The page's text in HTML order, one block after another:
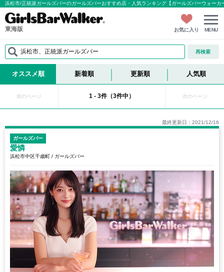
浜松市/正統派ガールズバーのガールズバーおすすめ店・人気ランキング【ガールズバーウォーカ
東海版 お気に入り MENU
浜松市、正統派ガールズバー 再検索
オススメ順 新着順 更新順 人気順
前のページ 1 - 3件（3件中） 次のページ
最終更新日：2021/12/16
ガールズバー
愛憐
浜松市中区千歳町 / ガールズバー